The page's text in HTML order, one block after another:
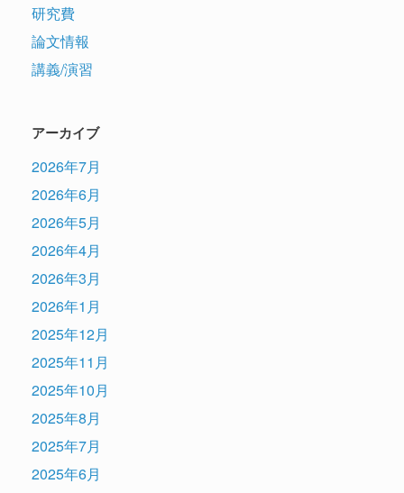
研究費
論文情報
講義/演習
アーカイブ
2026年7月
2026年6月
2026年5月
2026年4月
2026年3月
2026年1月
2025年12月
2025年11月
2025年10月
2025年8月
2025年7月
2025年6月